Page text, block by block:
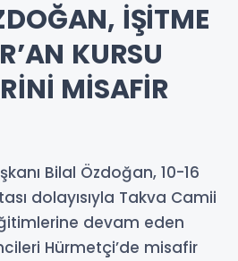
İŞİTME
KURSU
MİSAFİR
Bilal Özdoğan, 10-16
dolayısıyla Takva Camii
devam eden
Hürmetçi’de misafir